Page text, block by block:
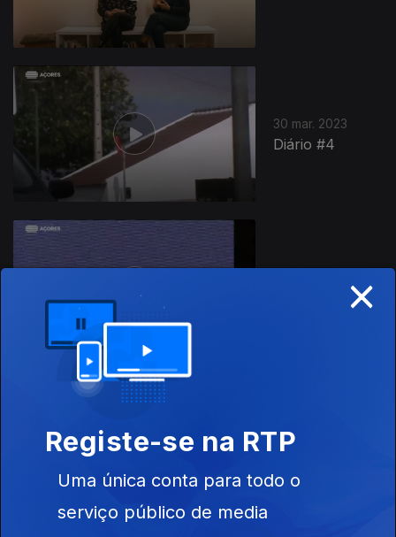
30 mar. 2023
Diário #4
28 mar. 2023
Diário #2
×
Registe-se na RTP
Uma única conta para todo o
serviço público de media